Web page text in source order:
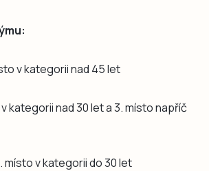
v kategorii nad 45 let
kategorii nad 30 let a 3. místo napříč
místo v kategorii do 30 let